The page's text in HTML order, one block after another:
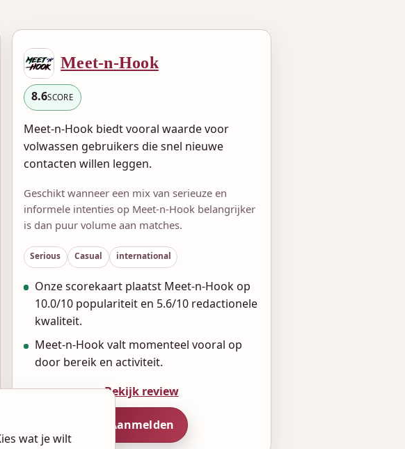
Meet-n-Hook
8.6SCORE
Meet-n-Hook biedt vooral waarde voor
volwassen gebruikers die snel nieuwe
contacten willen leggen.
Geschikt wanneer een mix van serieuze en
informele intenties op Meet-n-Hook belangrijker
is dan puur volume aan matches.
Serious Casual international
Onze scorekaart plaatst Meet-n-Hook op
10.0/10 populariteit en 5.6/10 redactionele
kwaliteit.
Meet-n-Hook valt momenteel vooral op
door bereik en activiteit.
Bekijk review
Aanmelden
wat je wilt